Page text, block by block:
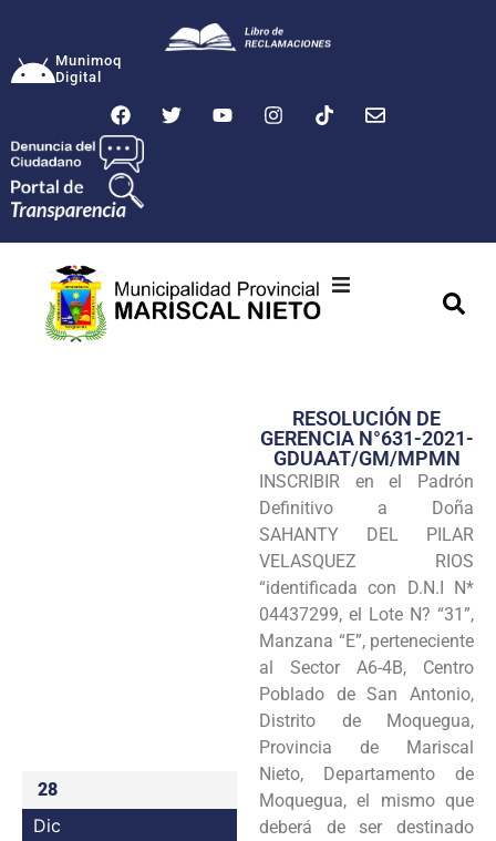
Munimoq
Digital
Transparencia
Seguridad
Programas
Intranet
28
Dic
RESOLUCIÓN DE
GERENCIA N°631-2021-
GDUAAT/GM/MPMN
INSCRIBIR en el Padrón
Definitivo a Doña
SAHANTY DEL PILAR
VELASQUEZ RIOS
“identificada con D.N.I N*
04437299, el Lote N? “31”,
Manzana “E”, perteneciente
al Sector A6-4B, Centro
Poblado de San Antonio,
Distrito de Moquegua,
Provincia de Mariscal
Nieto, Departamento de
Moquegua, el mismo que
deberá de ser destinado